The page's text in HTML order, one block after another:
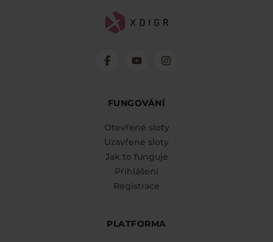
FUNGOVÁNÍ
Otevřené sloty
Uzavřené sloty
Jak to funguje
Přihlášení
Registrace
PLATFORMA